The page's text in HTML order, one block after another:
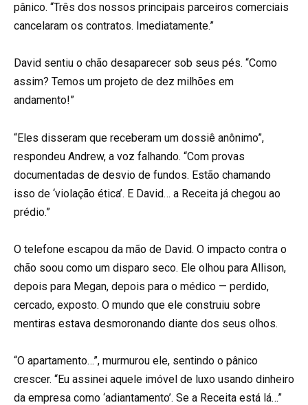
pânico. “Três dos nossos principais parceiros comerciais
cancelaram os contratos. Imediatamente.”
David sentiu o chão desaparecer sob seus pés. “Como
assim? Temos um projeto de dez milhões em
andamento!”
“Eles disseram que receberam um dossiê anônimo”,
respondeu Andrew, a voz falhando. “Com provas
documentadas de desvio de fundos. Estão chamando
isso de ‘violação ética’. E David… a Receita já chegou ao
prédio.”
O telefone escapou da mão de David. O impacto contra o
chão soou como um disparo seco. Ele olhou para Allison,
depois para Megan, depois para o médico — perdido,
cercado, exposto. O mundo que ele construiu sobre
mentiras estava desmoronando diante dos seus olhos.
“O apartamento…”, murmurou ele, sentindo o pânico
crescer. “Eu assinei aquele imóvel de luxo usando dinheiro
da empresa como ‘adiantamento’. Se a Receita está lá…”